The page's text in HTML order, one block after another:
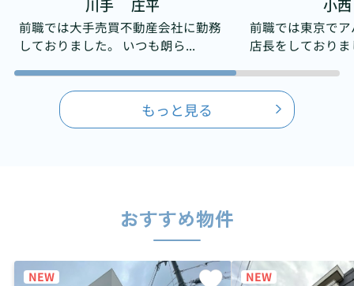
川手 庄平
前職では大手売買不動産会社に勤務
しておりました。 いつも朗ら...
小
前職では東京で
店長をしており
もっと見る
おすすめ物件
NEW NEW